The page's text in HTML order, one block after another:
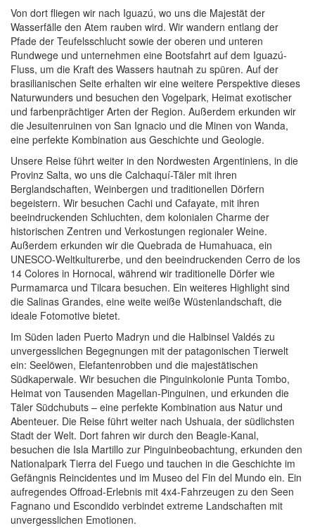
Von dort fliegen wir nach Iguazú, wo uns die Majestät der
Wasserfälle den Atem rauben wird. Wir wandern entlang der
Pfade der Teufelsschlucht sowie der oberen und unteren
Rundwege und unternehmen eine Bootsfahrt auf dem Iguazú-
Fluss, um die Kraft des Wassers hautnah zu spüren. Auf der
brasilianischen Seite erhalten wir eine weitere Perspektive dieses
Naturwunders und besuchen den Vogelpark, Heimat exotischer
und farbenprächtiger Arten der Region. Außerdem erkunden wir
die Jesuitenruinen von San Ignacio und die Minen von Wanda,
eine perfekte Kombination aus Geschichte und Geologie.
Unsere Reise führt weiter in den Nordwesten Argentiniens, in die
Provinz Salta, wo uns die Calchaquí-Täler mit ihren
Berglandschaften, Weinbergen und traditionellen Dörfern
begeistern. Wir besuchen Cachi und Cafayate, mit ihren
beeindruckenden Schluchten, dem kolonialen Charme der
historischen Zentren und Verkostungen regionaler Weine.
Außerdem erkunden wir die Quebrada de Humahuaca, ein
UNESCO-Weltkulturerbe, und den beeindruckenden Cerro de los
14 Colores in Hornocal, während wir traditionelle Dörfer wie
Purmamarca und Tilcara besuchen. Ein weiteres Highlight sind
die Salinas Grandes, eine weite weiße Wüstenlandschaft, die
ideale Fotomotive bietet.
Im Süden laden Puerto Madryn und die Halbinsel Valdés zu
unvergesslichen Begegnungen mit der patagonischen Tierwelt
ein: Seelöwen, Elefantenrobben und die majestätischen
Südkaperwale. Wir besuchen die Pinguinkolonie Punta Tombo,
Heimat von Tausenden Magellan-Pinguinen, und erkunden die
Täler Südchubuts – eine perfekte Kombination aus Natur und
Abenteuer. Die Reise führt weiter nach Ushuaia, der südlichsten
Stadt der Welt. Dort fahren wir durch den Beagle-Kanal,
besuchen die Isla Martillo zur Pinguinbeobachtung, erkunden den
Nationalpark Tierra del Fuego und tauchen in die Geschichte im
Gefängnis Reincidentes und im Museo del Fin del Mundo ein. Ein
aufregendes Offroad-Erlebnis mit 4x4-Fahrzeugen zu den Seen
Fagnano und Escondido verbindet extreme Landschaften mit
unvergesslichen Emotionen.